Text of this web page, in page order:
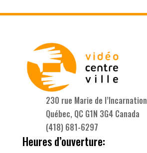
230 rue Marie de l’Incarnation
Québec, QC G1N 3G4 Canada
(418) 681-6297
Heures d’ouverture: